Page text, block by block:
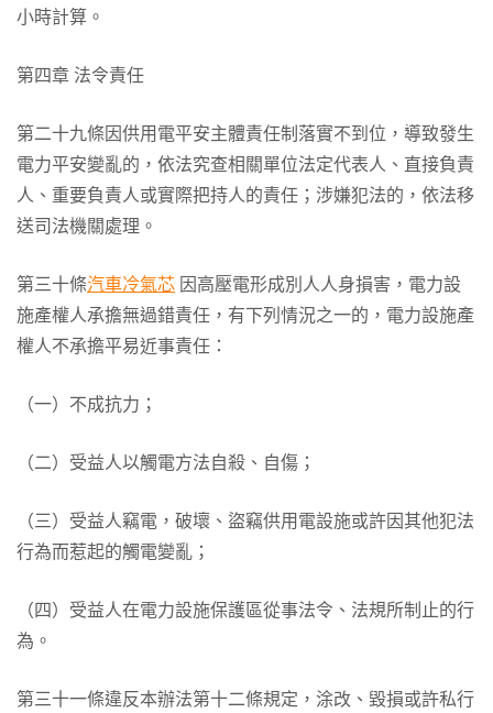
小時計算。
第四章 法令責任
第二十九條因供用電平安主體責任制落實不到位，導致發生
電力平安變亂的，依法究查相關單位法定代表人、直接負責
人、重要負責人或實際把持人的責任；涉嫌犯法的，依法移
送司法機關處理。
第三十條汽車冷氣芯 因高壓電形成別人人身損害，電力設
施產權人承擔無過錯責任，有下列情況之一的，電力設施產
權人不承擔平易近事責任：
（一）不成抗力；
（二）受益人以觸電方法自殺、自傷；
（三）受益人竊電，破壞、盜竊供用電設施或許因其他犯法
行為而惹起的觸電變亂；
（四）受益人在電力設施保護區從事法令、法規所制止的行
為。
第三十一條違反本辦法第十二條規定，涂改、毀損或許私行